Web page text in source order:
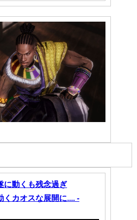
に動くも残念過ぎ
くカオスな展開に.... -